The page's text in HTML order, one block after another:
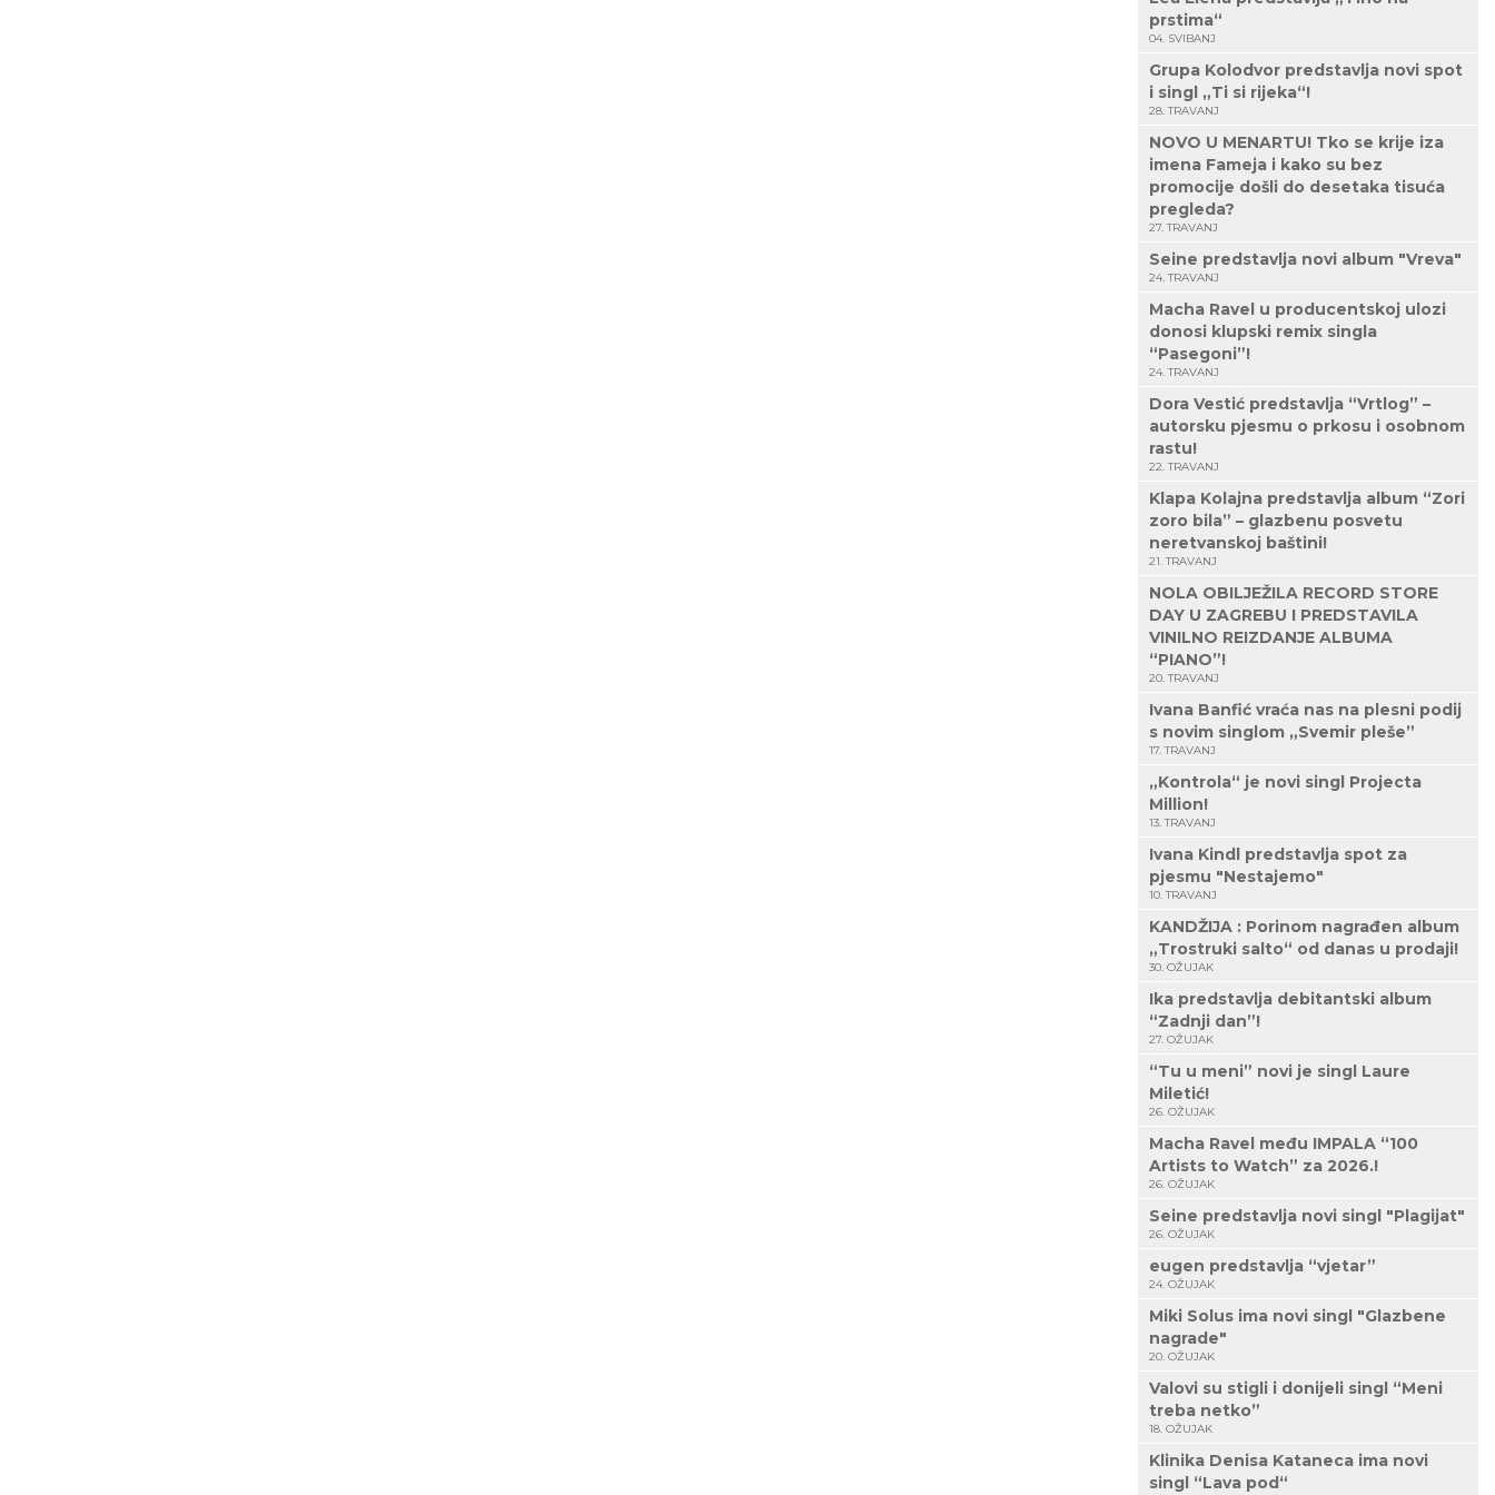
prstima“
04. SVIBANJ
Grupa Kolodvor predstavlja novi spot
i singl „Ti si rijeka“!
28. TRAVANJ
NOVO U MENARTU! Tko se krije iza
imena Fameja i kako su bez
promocije došli do desetaka tisuća
pregleda?
27. TRAVANJ
Seine predstavlja novi album "Vreva"
24. TRAVANJ
Macha Ravel u producentskoj ulozi
donosi klupski remix singla
“Pasegoni”!
24. TRAVANJ
Dora Vestić predstavlja “Vrtlog” –
autorsku pjesmu o prkosu i osobnom
rastu!
22. TRAVANJ
Klapa Kolajna predstavlja album “Zori
zoro bila” – glazbenu posvetu
neretvanskoj baštini!
21. TRAVANJ
NOLA OBILJEŽILA RECORD STORE
DAY U ZAGREBU I PREDSTAVILA
VINILNO REIZDANJE ALBUMA
“PIANO”!
20. TRAVANJ
Ivana Banfić vraća nas na plesni podij
s novim singlom „Svemir pleše”
17. TRAVANJ
„Kontrola“ je novi singl Projecta
Million!
13. TRAVANJ
Ivana Kindl predstavlja spot za
pjesmu "Nestajemo"
10. TRAVANJ
KANDŽIJA : Porinom nagrađen album
„Trostruki salto“ od danas u prodaji!
30. OŽUJAK
Ika predstavlja debitantski album
“Zadnji dan”!
27. OŽUJAK
“Tu u meni” novi je singl Laure
Miletić!
26. OŽUJAK
Macha Ravel među IMPALA “100
Artists to Watch” za 2026.!
26. OŽUJAK
Seine predstavlja novi singl "Plagijat"
26. OŽUJAK
eugen predstavlja “vjetar”
24. OŽUJAK
Miki Solus ima novi singl "Glazbene
nagrade"
20. OŽUJAK
Valovi su stigli i donijeli singl “Meni
treba netko”
18. OŽUJAK
Klinika Denisa Kataneca ima novi
singl “Lava pod“